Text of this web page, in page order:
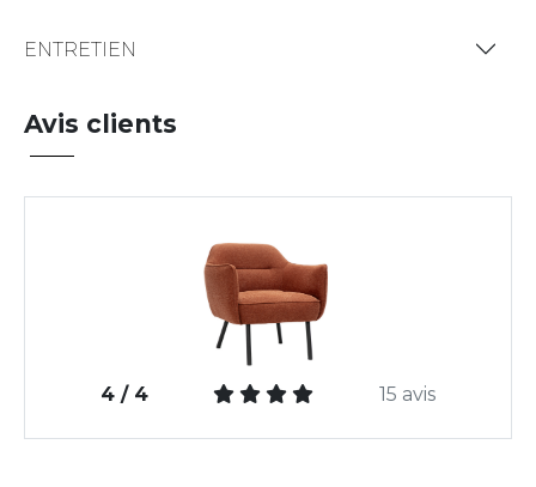
ENTRETIEN
Avis clients
4 / 4 15 avis